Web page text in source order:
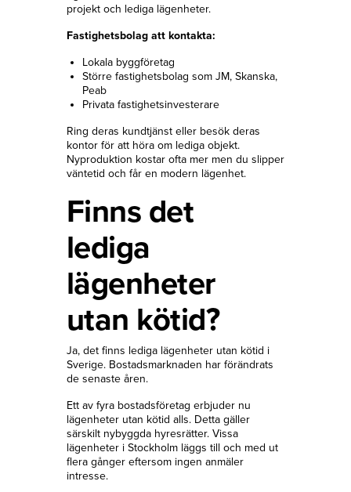
projekt och lediga lägenheter.
Fastighetsbolag att kontakta:
Lokala byggföretag
Större fastighetsbolag som JM, Skanska,
Peab
Privata fastighetsinvesterare
Ring deras kundtjänst eller besök deras
kontor för att höra om lediga objekt.
Nyproduktion kostar ofta mer men du slipper
väntetid och får en modern lägenhet.
Finns det
lediga
lägenheter
utan kötid?
Ja, det finns lediga lägenheter utan kötid i
Sverige. Bostadsmarknaden har förändrats
de senaste åren.
Ett av fyra bostadsföretag erbjuder nu
lägenheter utan kötid alls. Detta gäller
särskilt nybyggda hyresrätter. Vissa
lägenheter i Stockholm läggs till och med ut
flera gånger eftersom ingen anmäler
intresse.